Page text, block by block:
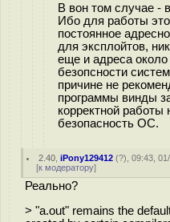
В вон том случае -
Ибо для работы
постоянное
для эксплойтов,
еще и адреса
безопсности
причине не
программы винды
корректной работы
безопасность ОС.
2.40 ,iPony129412 (?), 09:43,
[к модератору]
Реально?
> "a.out" remains the